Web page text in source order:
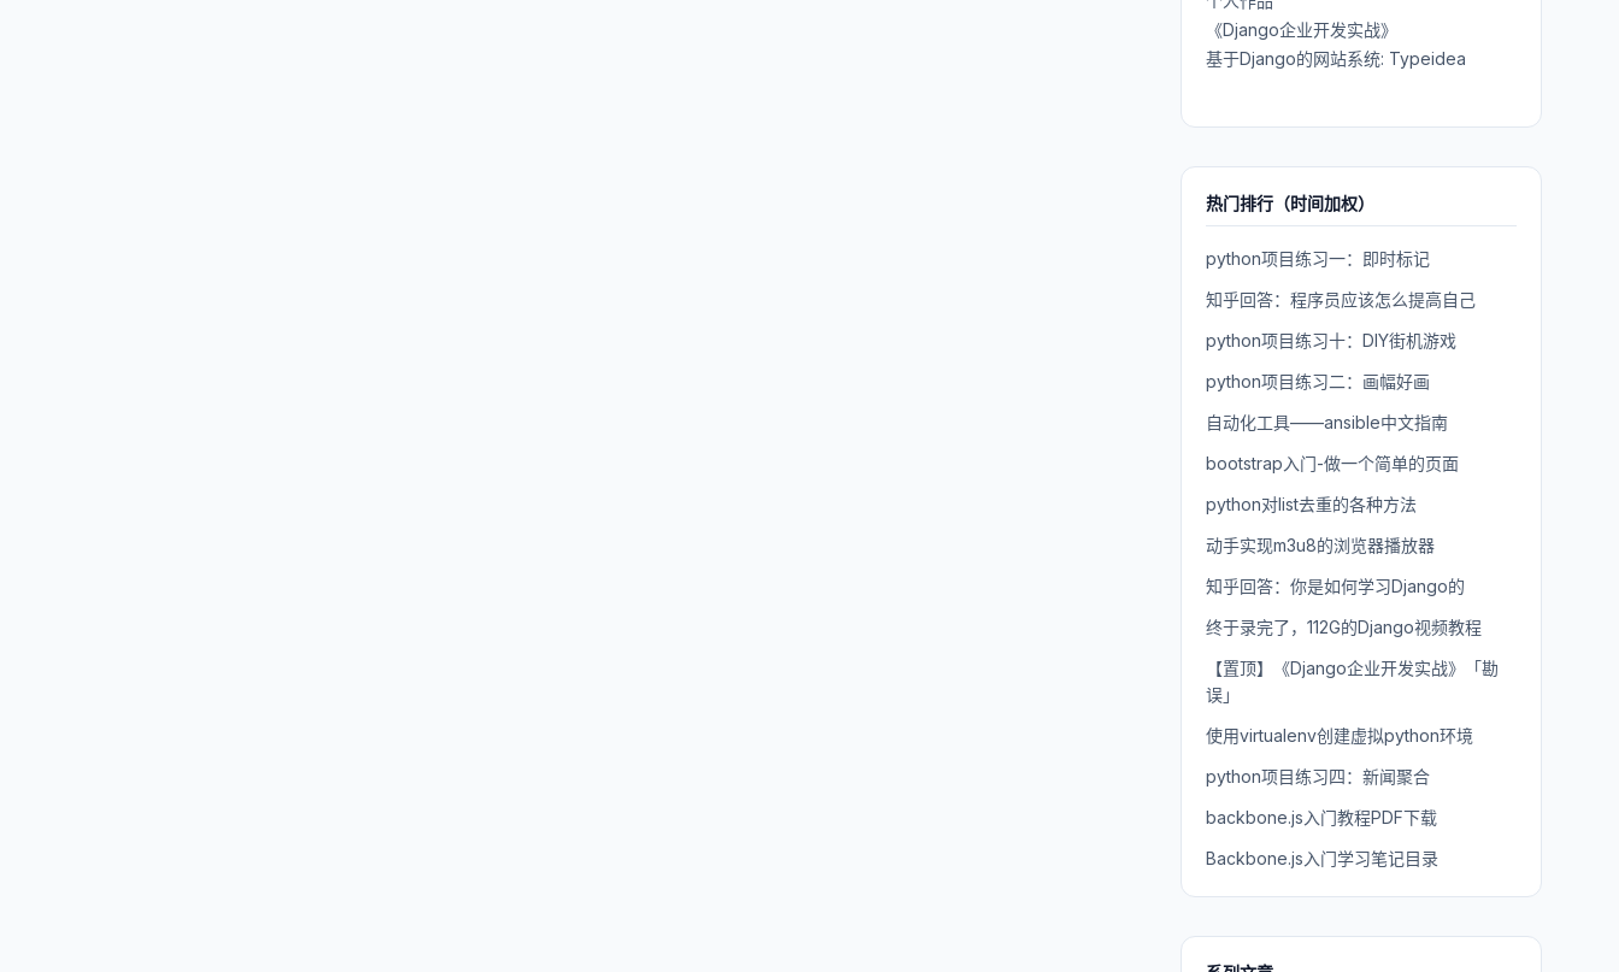
《Django企业开发实战》
基于Django的网站系统: Typeidea
热门排行（时间加权）
python项目练习一：即时标记
知乎回答：程序员应该怎么提高自己
python项目练习十：DIY街机游戏
python项目练习二：画幅好画
自动化工具——ansible中文指南
bootstrap入门-做一个简单的页面
python对list去重的各种方法
动手实现m3u8的浏览器播放器
知乎回答：你是如何学习Django的
终于录完了，112G的Django视频教程
【置顶】《Django企业开发实战》「勘
误」
使用virtualenv创建虚拟python环境
python项目练习四：新闻聚合
backbone.js入门教程PDF下载
Backbone.js入门学习笔记目录